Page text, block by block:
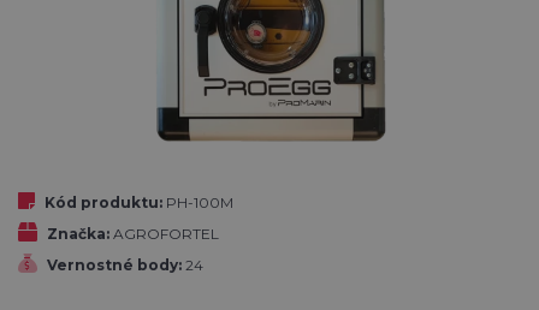
Kód produktu: PH-100M
Značka: AGROFORTEL
Vernostné body: 24